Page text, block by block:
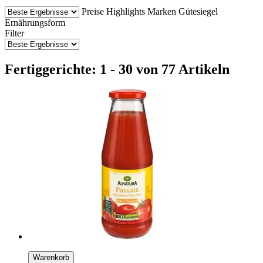
Preise Highlights Marken Gütesiegel
Ernährungsform
Filter
Fertiggerichte: 1 - 30 von 77 Artikeln
Warenkorb